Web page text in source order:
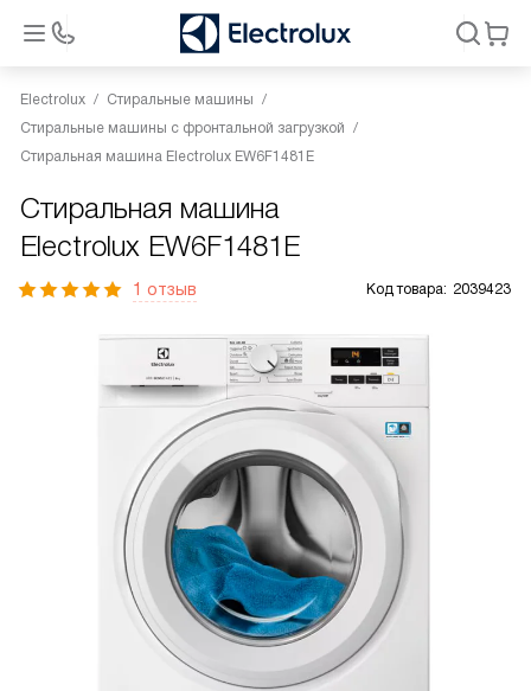
Electrolux
Стиральные машины
Стиральные машины с фронтальной загрузкой
Стиральная машина Electrolux EW6F1481E
Стиральная машина
Electrolux EW6F1481E
1 отзыв Код товара: 2039423